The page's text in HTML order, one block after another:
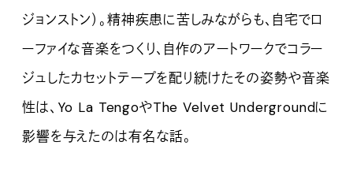
ジョンストン）。精神疾患に苦しみながらも、自宅でロ
ーファイな音楽をつくり、自作のアートワークでコラー
ジュしたカセットテープを配り続けたその姿勢や音楽
性は、Yo La TengoやThe Velvet Undergroundに
影響を与えたのは有名な話。